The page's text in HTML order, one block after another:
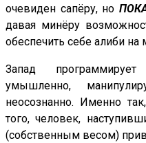
очевиден сапёру, но
давая минёру
обеспечить себе алиби
Запад
умышленно,
неосознанно. Именно
того, человек,
(собственным весом)